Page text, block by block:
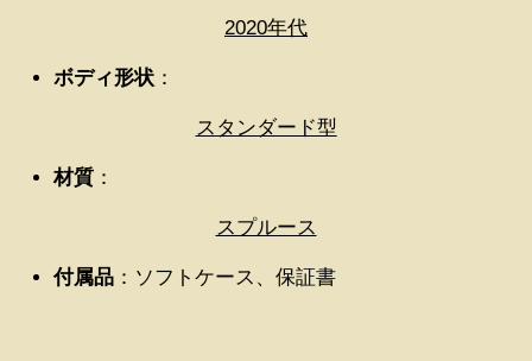
2020年代
ボディ形状：
スタンダード型
材質：
スプルース
付属品：ソフトケース、保証書